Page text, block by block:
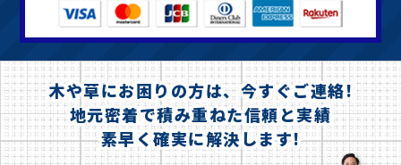
木や草にお困りの方は、今すぐご連絡!
地元密着で積み重ねた信頼と実績
素早く確実に解決します!